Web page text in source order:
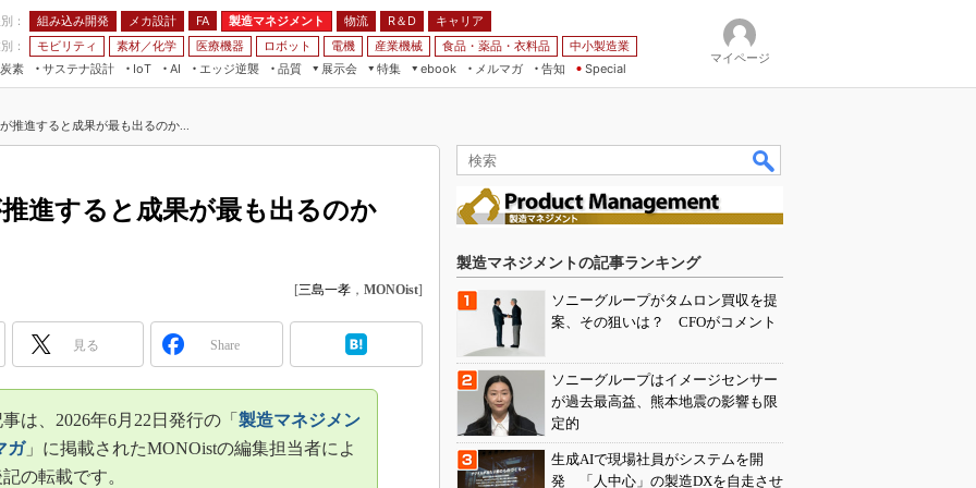
： 組み込み開発 メカ設計 FA 製造マネジメント 物流 R＆D
キャリア
：
モビリティ 素材／化学 医療機器 ロボット 電機 産業機械 食品・薬品・衣料品
中小製造業
素
サステナ設計 IoT
AI
全
エッジ逆襲 品質
展示会
JIMTOF
IIFES
EdgeTech+
日本ものづくりワールド
AUTOMOTIVE WORLD
特集
つながるクルマ
VR／AR
フィールドサービス
車載ソフト開発
ISO26262
無償設計ツール
ebook
FA
モビリティ
メルマガ
告知 Special
マイページ
推進すると成果が最も出るのか...
進すると成果が最も出るのか
[三島一孝 ， MONOist]
見る Share
、2026年6月22日発行の「 製造マネジメン
ガ」に掲載されたMONOistの編集担当者によ
の転載です。
製造マネジメントの記事ランキング
ソニーグループがタムロン買収を提
案、その狙いは？ CFOがコメント
ソニーグループはイメージセンサー
が過去最高益、熊本地震の影響も限
定的
生成AIで現場社員がシステムを開
発 「人中心」の製造DXを自走させ